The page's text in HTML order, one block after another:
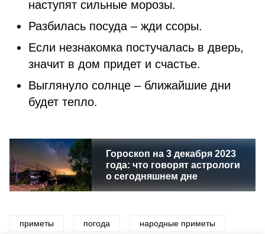
наступят сильные морозы.
Разбилась посуда – жди ссоры.
Если незнакомка постучалась в дверь,
значит в дом придет и счастье.
Выглянуло солнце – ближайшие дни
будет тепло.
Гороскоп на 3 декабря 2023
года: что говорят астрологи
о сегодняшнем дне
приметы погода народные приметы